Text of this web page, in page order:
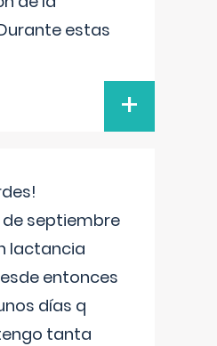
estas
+
de septiembre
lactancia
entonces
días q
tanta